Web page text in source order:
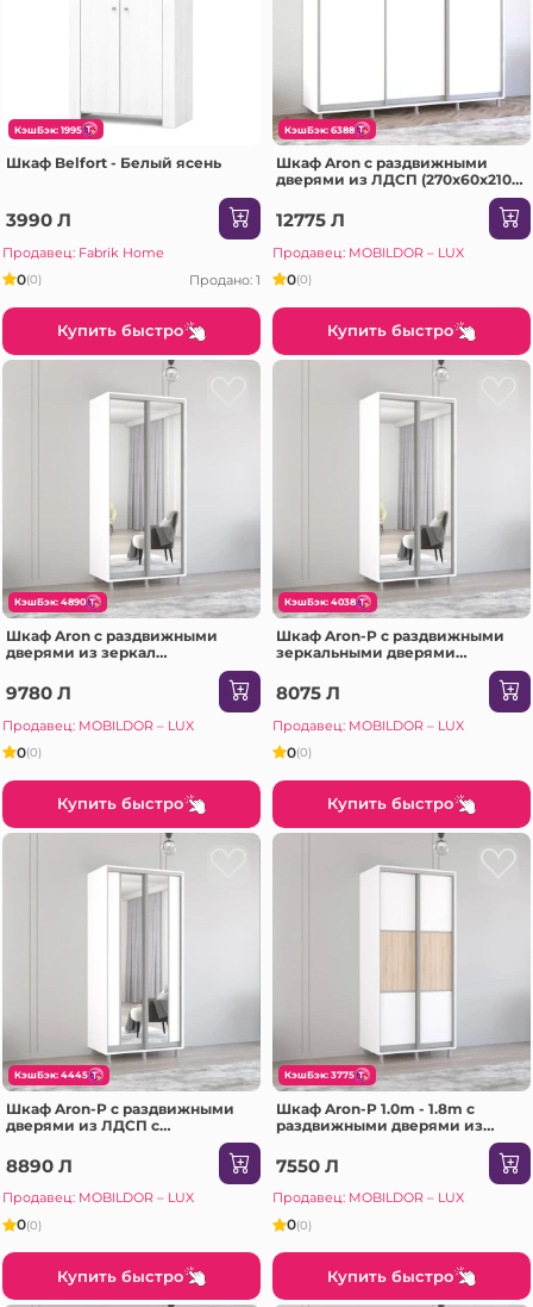
КэшБэк: 1995
Шкаф Belfort - Белый ясень
3990 Л
Продавец: Fabrik Home
0(0) Продано: 1
Купить быстро
КэшБэк: 6388
Шкаф Aron с раздвижными
дверями из ЛДСП (270x60x210H
12775 Л
Продавец: MOBILDOR – LUX
0(0)
Купить быстро
КэшБэк: 4890
Шкаф Aron с раздвижными
дверями из зеркал
блестящий
9780 Л
Продавец: MOBILDOR – LUX
0(0)
Купить быстро
КэшБэк: 4038
Шкаф Aron-P с раздвижными
зеркальными дверями
8075 Л
Продавец: MOBILDOR – LUX
0(0)
Купить быстро
КэшБэк: 4445
Шкаф Aron-P с раздвижными
дверями из ЛДСП с
(180x60x210H см) Sonoma
8890 Л
Продавец: MOBILDOR – LUX
0(0)
Купить быстро
КэшБэк: 3775
Шкаф Aron-P 1.0m - 1.8m с
раздвижными дверями из
(130x60x200H см) Сонома
7550 Л
Продавец: MOBILDOR – LUX
0(0)
Купить быстро